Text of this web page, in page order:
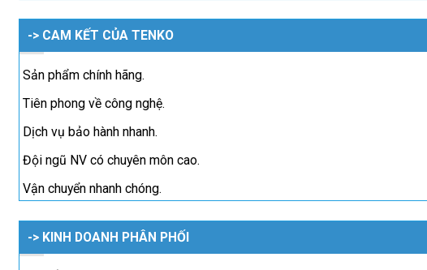
-> CAM KẾT CỦA TENKO
Sản phẩm chính hãng.
Tiên phong về công nghệ.
Dịch vụ bảo hành nhanh.
Đội ngũ NV có chuyên môn cao.
Vận chuyển nhanh chóng.
-> KINH DOANH PHÂN PHỐI